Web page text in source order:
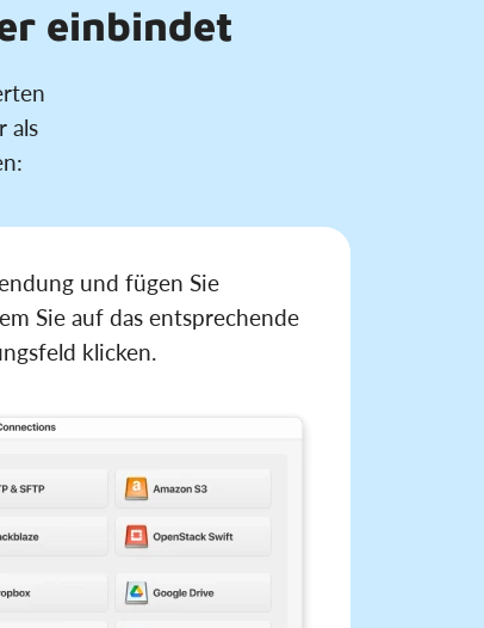
einbindet
als
und fügen Sie
Sie auf das entsprechende
klicken.